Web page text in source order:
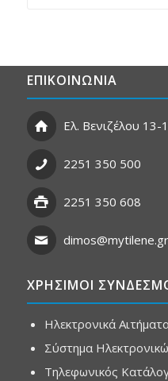
ΕΠΙΚΟΙΝΩΝΙΑ
Ελ. Βενιζέλου 13-
2251 350 500
2251 350 608
dimos@mytilene.gr
ΧΡΗΣΙΜΟΙ
Ηλεκτρονικά
Σύστημα
Τηλεφωνικός